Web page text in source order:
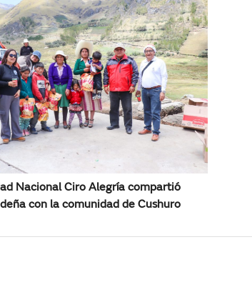
Nacional Ciro Alegría compartió
con la comunidad de Cushuro